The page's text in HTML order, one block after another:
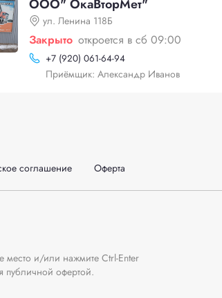
ООО" ОкаВторМет"
ул. Ленина 118Б
Закрыто откроется в сб 09:00
+7 (920) 061-64-94
Приёмщик: Александр Иванов
соглашение Оферта
и/или нажмите Ctrl-Enter
публичной офертой.